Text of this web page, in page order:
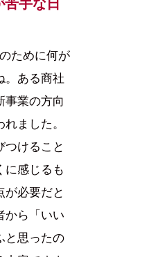
ために何が
。ある商社
事業の方向
ました。
つけること
に感じるも
が必要だと
から「いい
と思ったの